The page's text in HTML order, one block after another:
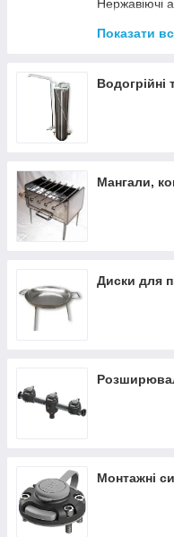
Нержавіючі
Промислові
Показати
Водогрійні
Мангали,
Диски для
Монтажні